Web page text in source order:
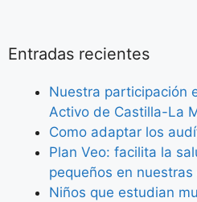
Entradas recientes
Nuestra participación
Activo de Castilla-La
Como adaptar los
Plan Veo: facilita la
pequeños en nuestras
Niños que estudian